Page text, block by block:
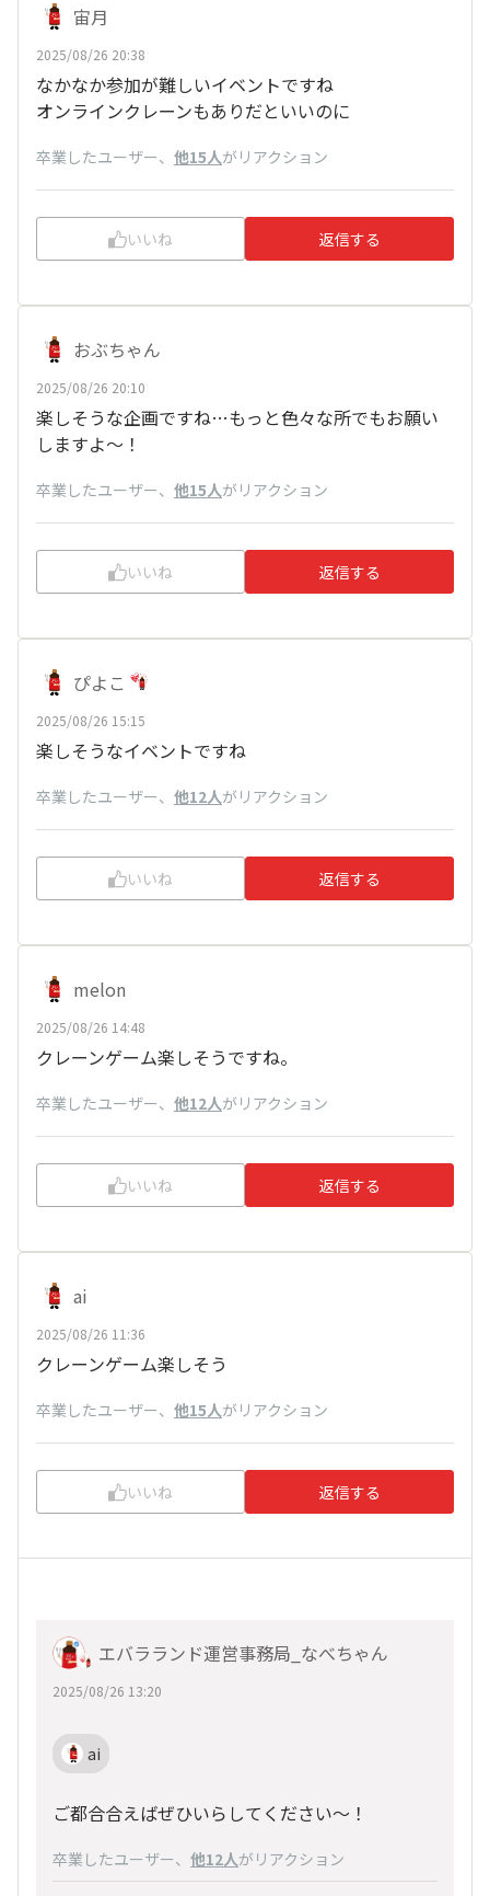
宙月
2025/08/26 20:38
なかなか参加が難しいイベントですね
オンラインクレーンもありだといいのに
卒業したユーザー、 他15人がリアクション
いいね 返信する
おぶちゃん
2025/08/26 20:10
楽しそうな企画ですね…もっと色々な所でもお願い
しますよ～！
卒業したユーザー、 他15人がリアクション
いいね 返信する
ぴよこ
2025/08/26 15:15
楽しそうなイベントですね
卒業したユーザー、 他12人がリアクション
いいね 返信する
melon
2025/08/26 14:48
クレーンゲーム楽しそうですね。
卒業したユーザー、 他12人がリアクション
いいね 返信する
ai
2025/08/26 11:36
クレーンゲーム楽しそう
卒業したユーザー、 他15人がリアクション
いいね 返信する
エバラランド運営事務局_なべちゃん
2025/08/26 13:20
ai
ご都合合えばぜひいらしてください～！
卒業したユーザー、 他12人がリアクション